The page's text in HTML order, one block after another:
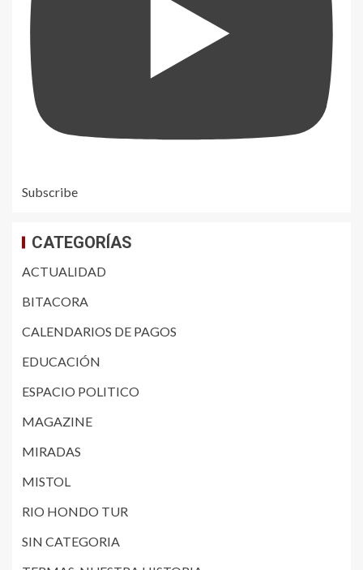
Subscribe
CATEGORÍAS
ACTUALIDAD
BITACORA
CALENDARIOS DE PAGOS
EDUCACIÓN
ESPACIO POLITICO
MAGAZINE
MIRADAS
MISTOL
RIO HONDO TUR
SIN CATEGORIA